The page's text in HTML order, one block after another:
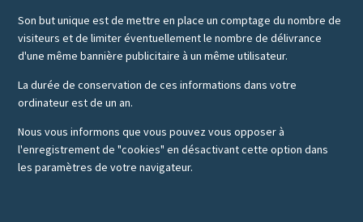
Son but unique est de mettre en place un comptage du nombre de
visiteurs et de limiter éventuellement le nombre de délivrance
d'une même bannière publicitaire à un même utilisateur.
La durée de conservation de ces informations dans votre
ordinateur est de un an.
Nous vous informons que vous pouvez vous opposer à
l'enregistrement de "cookies" en désactivant cette option dans
les paramètres de votre navigateur.